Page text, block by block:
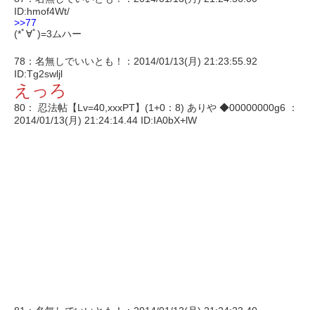
ID:hmof4Wt/
>>77
(*ﾟ∀ﾟ)=3ムハー
78：名無しでいいとも！：2014/01/13(月) 21:23:55.92
ID:Tg2swljl
えっろ
80： 忍法帖【Lv=40,xxxPT】(1+0：8) ありや ◆00000000g6 ：
2014/01/13(月) 21:24:14.44 ID:IA0bX+lW